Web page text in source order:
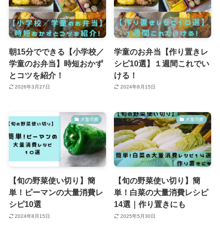
朝15分でできる【小学校／
学童のお弁当】時短おかず
とコツを紹介！
2026年3月27日
学童のお弁当【作り置きレ
シピ10選】１週間これでい
ける！
2024年8月15日
大量消費
【旬の野菜使い切り】簡
単！ピーマンの大量消費レ
シピ10選
2024年8月15日
大量消費
【旬の野菜使い切り】簡
単！白菜の大量消費レシピ
14選｜作り置きにも
2025年5月30日